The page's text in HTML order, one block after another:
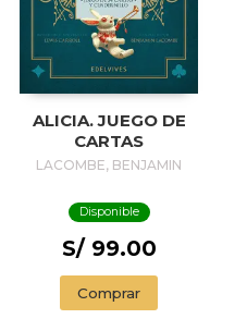
ALICIA. JUEGO DE
CARTAS
LACOMBE, BENJAMIN
Disponible
S/ 99.00
Comprar